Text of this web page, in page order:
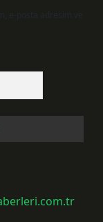
e-posta adresim ve